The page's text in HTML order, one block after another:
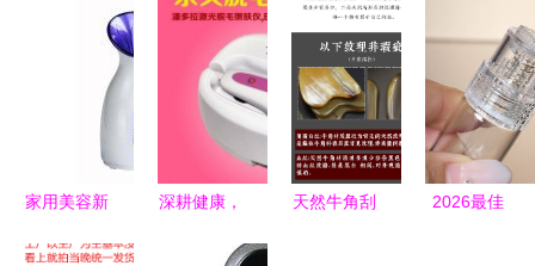
冷热纳米离
子蒸汽喷雾
机，重塑你
的家庭美肌
SQ10冷敷
美容器 打
造清凉护肤
新体验
器深度评测
补水与清洁
的双重惊喜
家用美容新
深耕健康，
天然牛角刮
2026最佳